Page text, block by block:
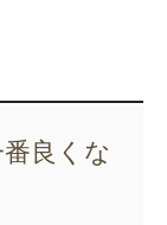
良くな